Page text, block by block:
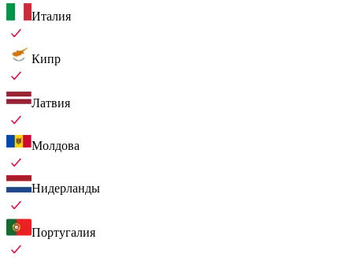
Италия
Кипр
Латвия
Молдова
Нидерланды
Португалия